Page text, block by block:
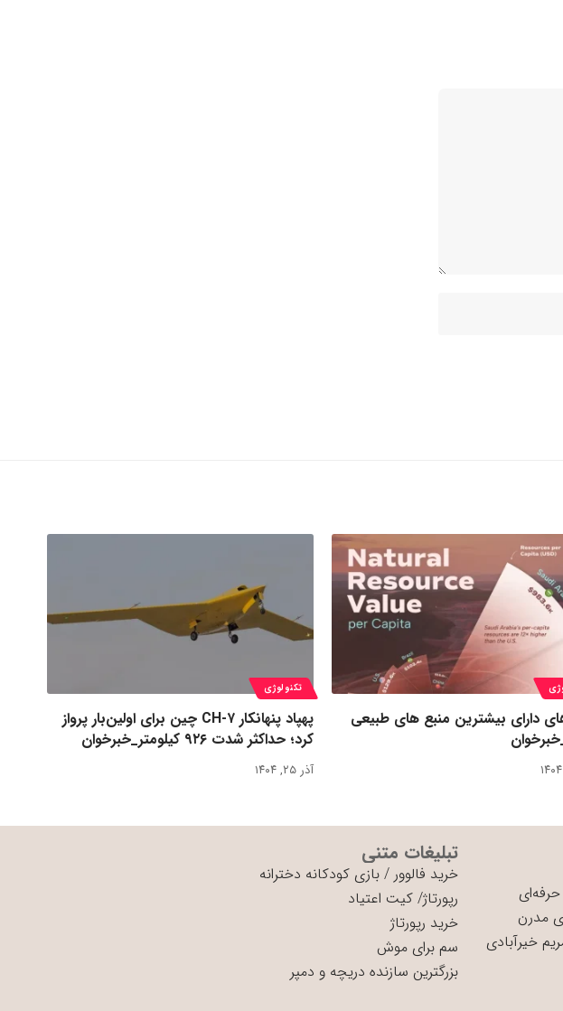
دارای بیشترین منبع های طبیعی
تکنولوژی
پهپاد پنهانکار CH-۷ چین برای اولین‌بار پرواز
کرد؛ حداکثر شدت ۹۲۶ کیلومتر_خبرخوان
آذر ۲۵, ۱۴۰۴
مدرن
خیرآبادی
تبلیغات متنی
خرید فالوور /بازی کودکانه دخترانه
رپورتاژ/کیت اعتیاد
خرید رپورتاژ
سم برای موش
بزرگترین سازنده دریچه و دمپر